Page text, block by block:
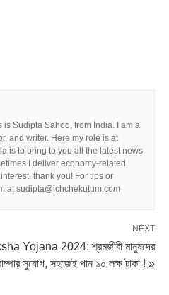
is Sudipta Sahoo, from India. I am a
and writer. Here my role is at
is to bring to you all the latest news
I deliver economy-related
thank you! For tips or
at sudipta@ichchekutum.com
NEXT
Yojana 2024: শ্রমজীবী মানুষদের
সুযোগ, সহজেই পান ১০ লক্ষ টাকা ! »